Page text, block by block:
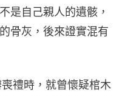
是自己親人的遺骸，
骨灰，後來證實混有
禮時，就曾懷疑棺木